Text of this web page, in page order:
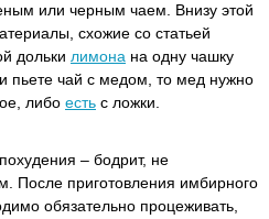
или черным чаем. Внизу этой
схожие со статьей
дольки лимона на одну чашку
пьете чай с медом, то мед нужно
либо есть с ложки.
– бодрит, не
После приготовления имбирного
обязательно процеживать,